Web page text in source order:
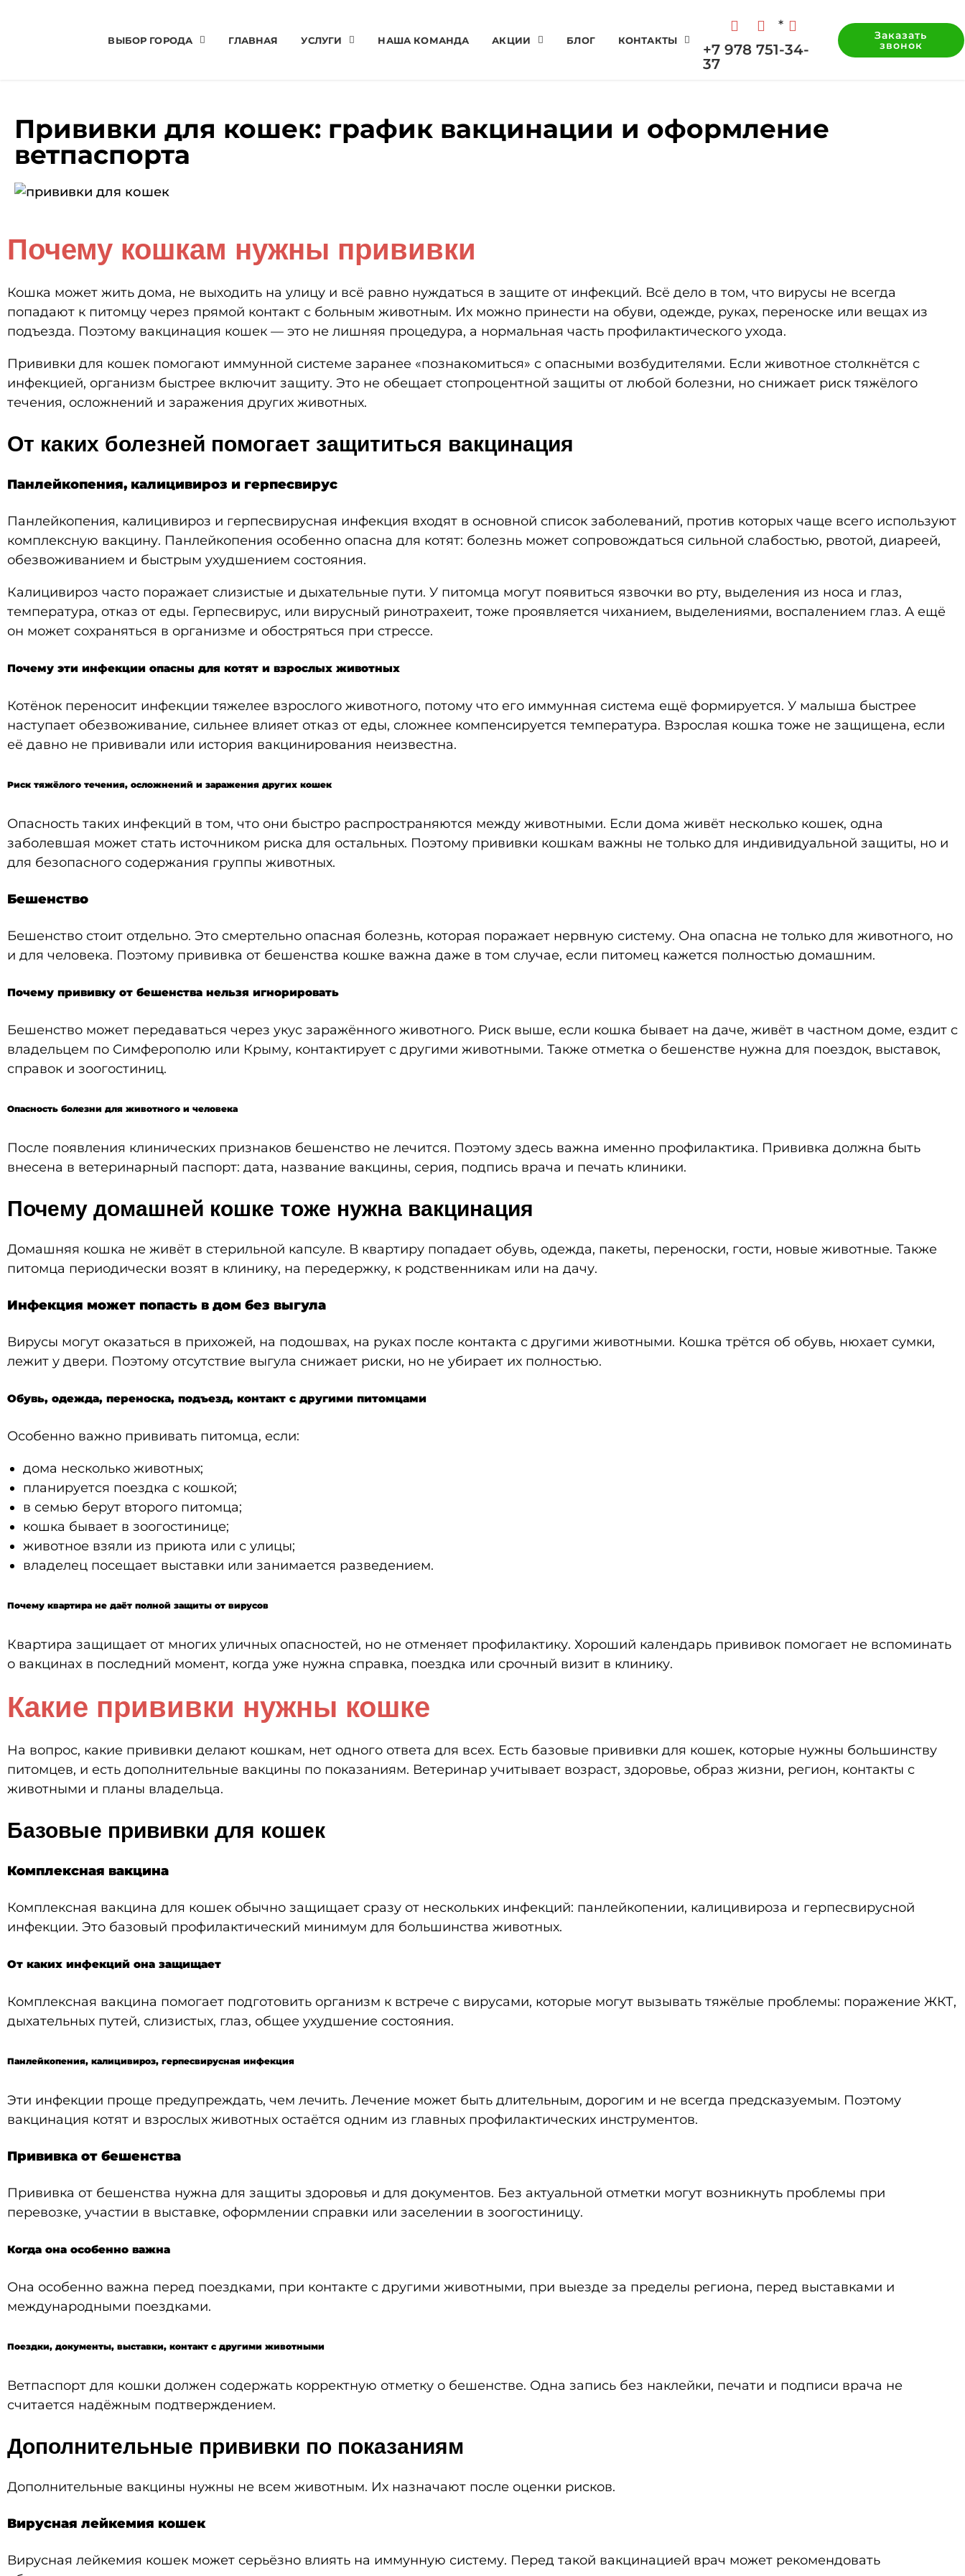
ВЫБОР ГОРОДА ГЛАВНАЯ УСЛУГИ НАША КОМАНДА АКЦИИ БЛОГ КОНТАКТЫ
*
+7 978 751-34-
37
Заказать
звонок
Прививки для кошек: график вакцинации и оформление
ветпаспорта
Почему кошкам нужны прививки
Кошка может жить дома, не выходить на улицу и всё равно нуждаться в защите от инфекций. Всё дело в том, что вирусы не всегда
попадают к питомцу через прямой контакт с больным животным. Их можно принести на обуви, одежде, руках, переноске или вещах из
подъезда. Поэтому вакцинация кошек — это не лишняя процедура, а нормальная часть профилактического ухода.
Прививки для кошек помогают иммунной системе заранее «познакомиться» с опасными возбудителями. Если животное столкнётся с
инфекцией, организм быстрее включит защиту. Это не обещает стопроцентной защиты от любой болезни, но снижает риск тяжёлого
течения, осложнений и заражения других животных.
От каких болезней помогает защититься вакцинация
Панлейкопения, калицивироз и герпесвирус
Панлейкопения, калицивироз и герпесвирусная инфекция входят в основной список заболеваний, против которых чаще всего используют
комплексную вакцину. Панлейкопения особенно опасна для котят: болезнь может сопровождаться сильной слабостью, рвотой, диареей,
обезвоживанием и быстрым ухудшением состояния.
Калицивироз часто поражает слизистые и дыхательные пути. У питомца могут появиться язвочки во рту, выделения из носа и глаз,
температура, отказ от еды. Герпесвирус, или вирусный ринотрахеит, тоже проявляется чиханием, выделениями, воспалением глаз. А ещё
он может сохраняться в организме и обостряться при стрессе.
Почему эти инфекции опасны для котят и взрослых животных
Котёнок переносит инфекции тяжелее взрослого животного, потому что его иммунная система ещё формируется. У малыша быстрее
наступает обезвоживание, сильнее влияет отказ от еды, сложнее компенсируется температура. Взрослая кошка тоже не защищена, если
её давно не прививали или история вакцинирования неизвестна.
Риск тяжёлого течения, осложнений и заражения других кошек
Опасность таких инфекций в том, что они быстро распространяются между животными. Если дома живёт несколько кошек, одна
заболевшая может стать источником риска для остальных. Поэтому прививки кошкам важны не только для индивидуальной защиты, но и
для безопасного содержания группы животных.
Бешенство
Бешенство стоит отдельно. Это смертельно опасная болезнь, которая поражает нервную систему. Она опасна не только для животного, но
и для человека. Поэтому прививка от бешенства кошке важна даже в том случае, если питомец кажется полностью домашним.
Почему прививку от бешенства нельзя игнорировать
Бешенство может передаваться через укус заражённого животного. Риск выше, если кошка бывает на даче, живёт в частном доме, ездит с
владельцем по Симферополю или Крыму, контактирует с другими животными. Также отметка о бешенстве нужна для поездок, выставок,
справок и зоогостиниц.
Опасность болезни для животного и человека
После появления клинических признаков бешенство не лечится. Поэтому здесь важна именно профилактика. Прививка должна быть
внесена в ветеринарный паспорт: дата, название вакцины, серия, подпись врача и печать клиники.
Почему домашней кошке тоже нужна вакцинация
Домашняя кошка не живёт в стерильной капсуле. В квартиру попадает обувь, одежда, пакеты, переноски, гости, новые животные. Также
питомца периодически возят в клинику, на передержку, к родственникам или на дачу.
Инфекция может попасть в дом без выгула
Вирусы могут оказаться в прихожей, на подошвах, на руках после контакта с другими животными. Кошка трётся об обувь, нюхает сумки,
лежит у двери. Поэтому отсутствие выгула снижает риски, но не убирает их полностью.
Обувь, одежда, переноска, подъезд, контакт с другими питомцами
Особенно важно прививать питомца, если:
дома несколько животных;
планируется поездка с кошкой;
в семью берут второго питомца;
кошка бывает в зоогостинице;
животное взяли из приюта или с улицы;
владелец посещает выставки или занимается разведением.
Почему квартира не даёт полной защиты от вирусов
Квартира защищает от многих уличных опасностей, но не отменяет профилактику. Хороший календарь прививок помогает не вспоминать
о вакцинах в последний момент, когда уже нужна справка, поездка или срочный визит в клинику.
Какие прививки нужны кошке
На вопрос, какие прививки делают кошкам, нет одного ответа для всех. Есть базовые прививки для кошек, которые нужны большинству
питомцев, и есть дополнительные вакцины по показаниям. Ветеринар учитывает возраст, здоровье, образ жизни, регион, контакты с
животными и планы владельца.
Базовые прививки для кошек
Комплексная вакцина
Комплексная вакцина для кошек обычно защищает сразу от нескольких инфекций: панлейкопении, калицивироза и герпесвирусной
инфекции. Это базовый профилактический минимум для большинства животных.
От каких инфекций она защищает
Комплексная вакцина помогает подготовить организм к встрече с вирусами, которые могут вызывать тяжёлые проблемы: поражение ЖКТ,
дыхательных путей, слизистых, глаз, общее ухудшение состояния.
Панлейкопения, калицивироз, герпесвирусная инфекция
Эти инфекции проще предупреждать, чем лечить. Лечение может быть длительным, дорогим и не всегда предсказуемым. Поэтому
вакцинация котят и взрослых животных остаётся одним из главных профилактических инструментов.
Прививка от бешенства
Прививка от бешенства нужна для защиты здоровья и для документов. Без актуальной отметки могут возникнуть проблемы при
перевозке, участии в выставке, оформлении справки или заселении в зоогостиницу.
Когда она особенно важна
Она особенно важна перед поездками, при контакте с другими животными, при выезде за пределы региона, перед выставками и
международными поездками.
Поездки, документы, выставки, контакт с другими животными
Ветпаспорт для кошки должен содержать корректную отметку о бешенстве. Одна запись без наклейки, печати и подписи врача не
считается надёжным подтверждением.
Дополнительные прививки по показаниям
Дополнительные вакцины нужны не всем животным. Их назначают после оценки рисков.
Вирусная лейкемия кошек
Вирусная лейкемия кошек может серьёзно влиять на иммунную систему. Перед такой вакцинацией врач может рекомендовать